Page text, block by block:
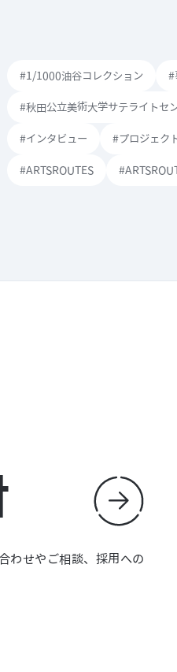
#1/1000油谷コレクション #
#秋田公立美術大学サテライトセ
#インタビュー #プロジェク
#ARTSROUTES
わせやご相談、採用への